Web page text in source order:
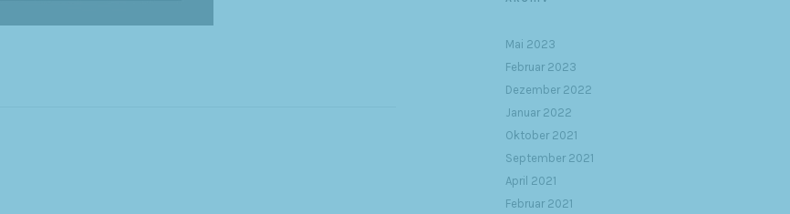
Mai 2023
Februar 2023
Dezember 2022
Januar 2022
Oktober 2021
September 2021
April 2021
Februar 2021